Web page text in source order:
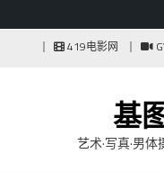
419电影网
基
艺术·写真·男体